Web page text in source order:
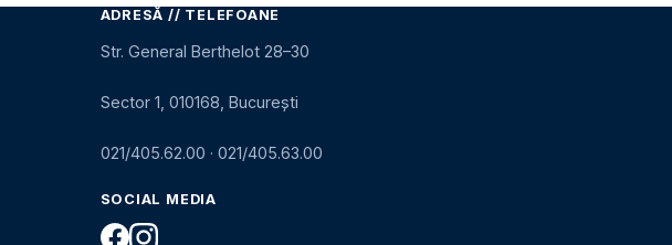
ADRESĂ // TELEFOANE
Str. General Berthelot 28–30
Sector 1, 010168, București
021/405.62.00 · 021/405.63.00
SOCIAL MEDIA